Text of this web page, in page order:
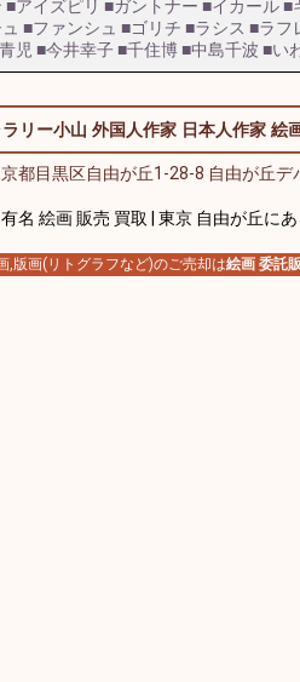
■アイズピリ ■ガントナー ■イカール■
■ファンシュ ■ゴリチ ■ラシス ■ラフ
児 ■今井幸子■千住博■中島千波 ■い
リー小山 外国人作家 日本人作家 絵
都目黒区自由が丘1-28-8 自由が丘デ
有名 絵画 販売 買取 | 東京 自由が丘に
,版画(リトグラフなど)のご売却は絵画 委託